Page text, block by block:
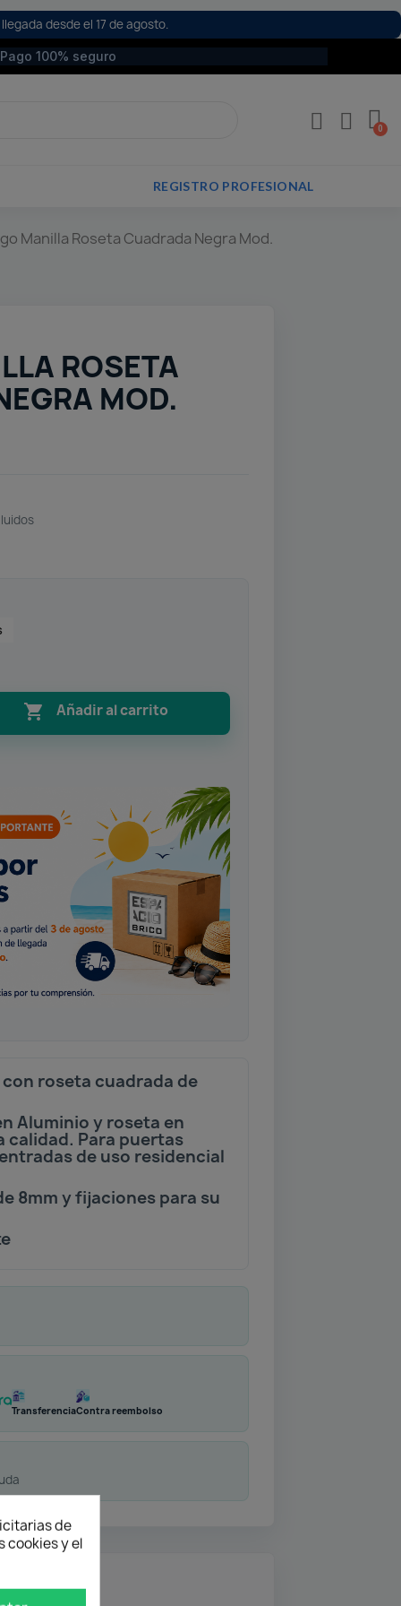
desde el 17 de agosto.
Pago 100% seguro
REGISTRO PROFESIONAL
Manilla Roseta Cuadrada Negra Mod.
ROSETA
MOD.
 Añadir al carrito
roseta cuadrada de
Aluminio y roseta en
calidad. Para puertas
de uso residencial
8mm y fijaciones para su
TransferenciaContra reembolso
de
cookies y el